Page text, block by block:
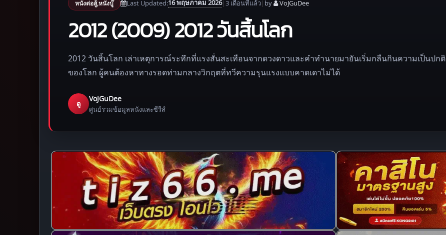
หนังต่อสู้,หนังบู๊ Last Updated:16 พฤษภาคม 2026|3 เดือนที่แล้ว| by VoJGuDee
2012 (2009) 2012 วันสิ้นโลก
2012 วันสิ้นโลก เล่าเหตุการณ์ระทึกที่แรงสั่นสะเทือนจากดวงดาวและคำทำนายมายันเริ่มกลืนกินความเป็นปกติ
ของโลก ผู้คนต้องหาทางรอดท่ามกลางวิกฤตที่ทวีความรุนแรงแบบคาดเดาไม่ได้
ดู
VoJGuDee
ศูนย์รวมข้อมูลหนังและซีรีส์